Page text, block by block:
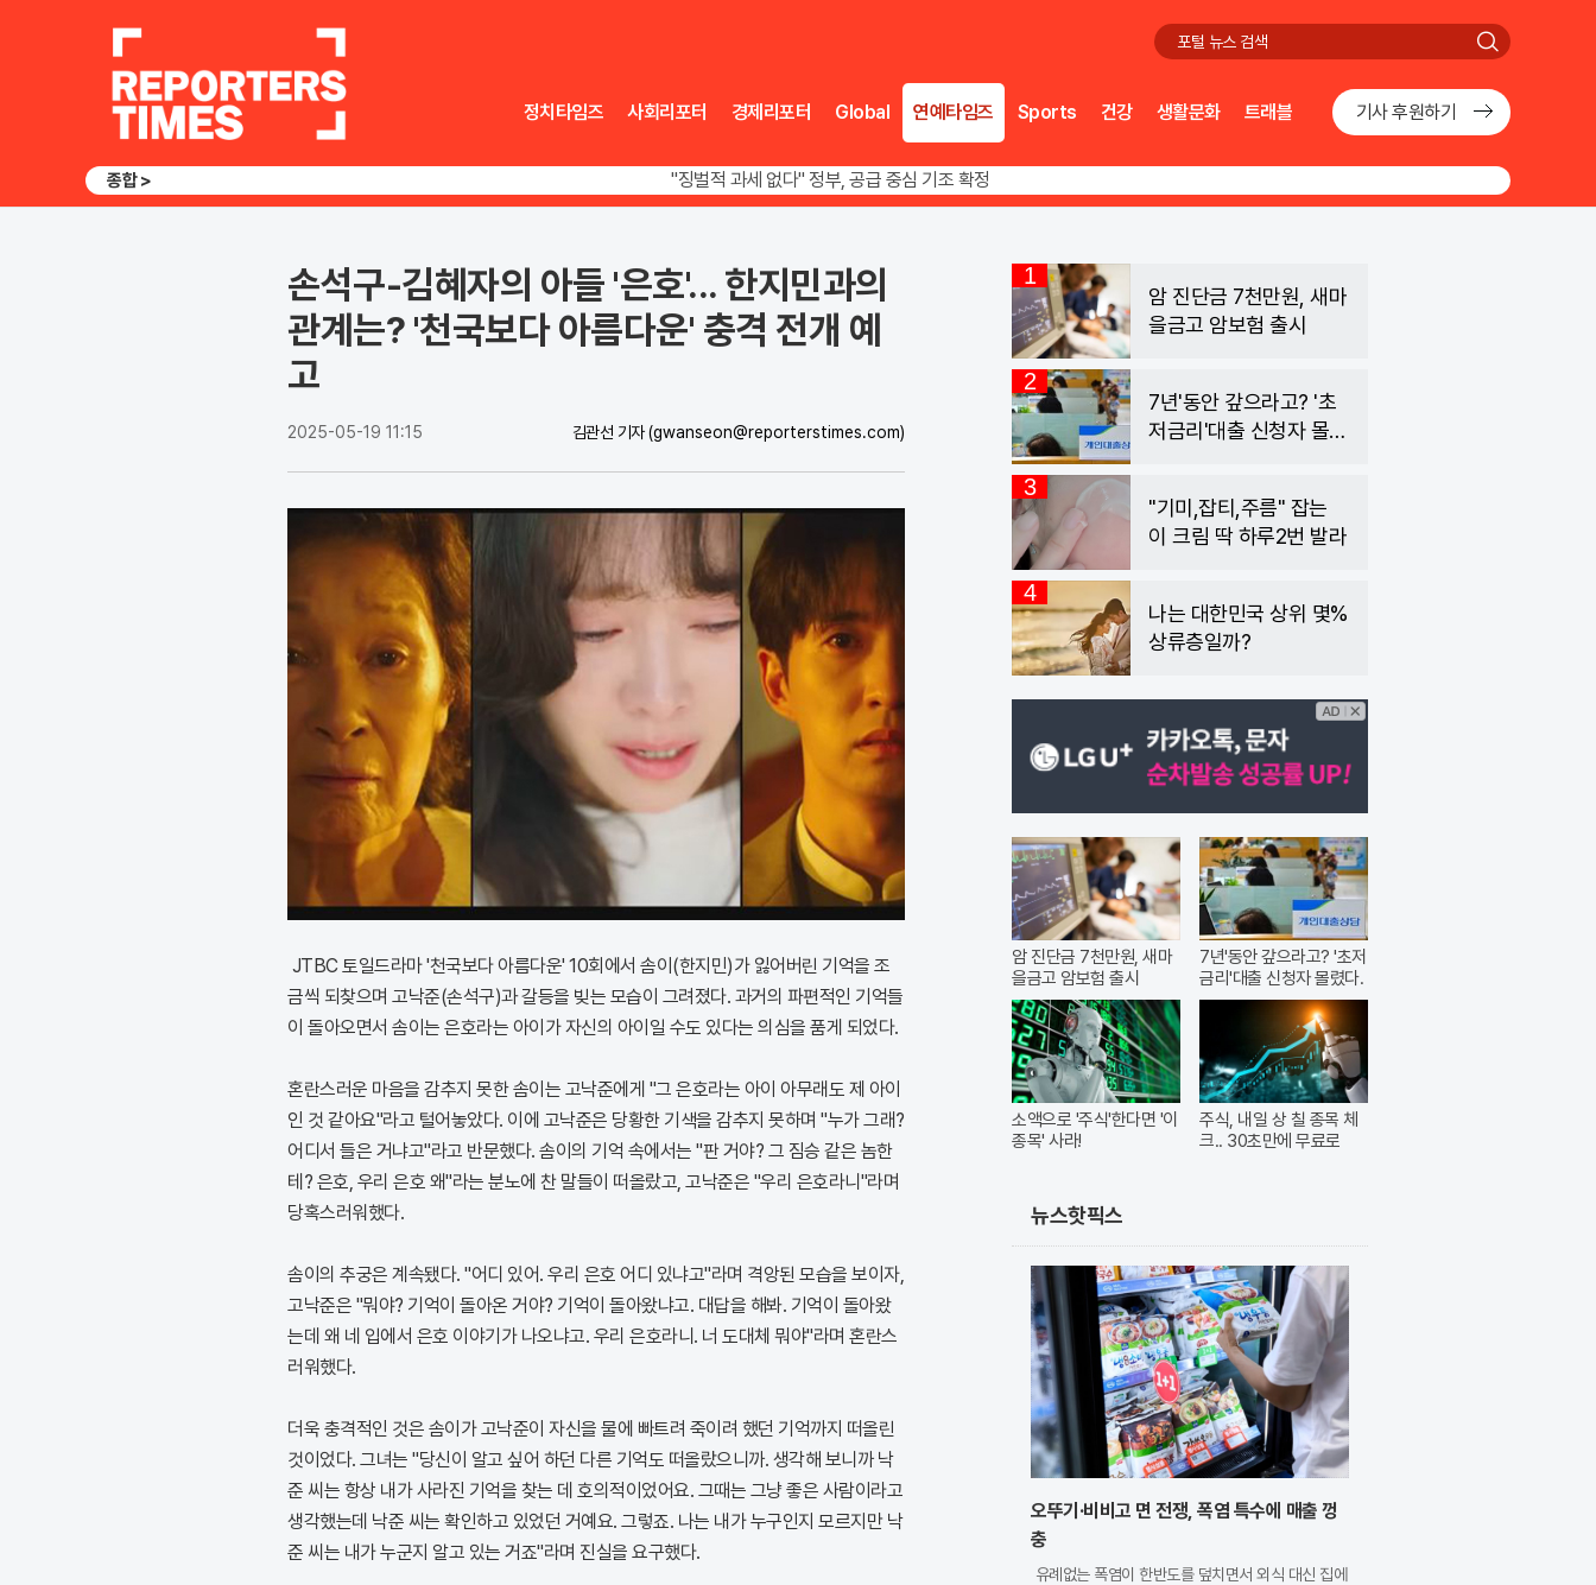
검
정치타임즈
사회리포터 경제리포터 Global 연예타임즈 Sports 건강 생활문화 트래블 기사 후원하기
종합 >
"징벌적 과세 없다" 정부, 공급 중심 기조 확정
폭염·가뭄 이중고, 이 대통령 "취약계층 끝까지 보호"
손석구-김혜자의 아들 '은호'... 한지민과의
관계는? '천국보다 아름다운' 충격 전개 예
고
2025-05-19 11:15 김관선 기자 (gwanseon@reporterstimes.com)
JTBC 토일드라마 '천국보다 아름다운' 10회에서 솜이(한지민)가 잃어버린 기억을 조
금씩 되찾으며 고낙준(손석구)과 갈등을 빚는 모습이 그려졌다. 과거의 파편적인 기억들
이 돌아오면서 솜이는 은호라는 아이가 자신의 아이일 수도 있다는 의심을 품게 되었다.
혼란스러운 마음을 감추지 못한 솜이는 고낙준에게 "그 은호라는 아이 아무래도 제 아이
인 것 같아요"라고 털어놓았다. 이에 고낙준은 당황한 기색을 감추지 못하며 "누가 그래?
어디서 들은 거냐고"라고 반문했다. 솜이의 기억 속에서는 "판 거야? 그 짐승 같은 놈한
테? 은호, 우리 은호 왜"라는 분노에 찬 말들이 떠올랐고, 고낙준은 "우리 은호라니"라며
당혹스러워했다.
솜이의 추궁은 계속됐다. "어디 있어. 우리 은호 어디 있냐고"라며 격앙된 모습을 보이자,
고낙준은 "뭐야? 기억이 돌아온 거야? 기억이 돌아왔냐고. 대답을 해봐. 기억이 돌아왔
는데 왜 네 입에서 은호 이야기가 나오냐고. 우리 은호라니. 너 도대체 뭐야"라며 혼란스
러워했다.
더욱 충격적인 것은 솜이가 고낙준이 자신을 물에 빠트려 죽이려 했던 기억까지 떠올린
것이었다. 그녀는 "당신이 알고 싶어 하던 다른 기억도 떠올랐으니까. 생각해 보니까 낙
준 씨는 항상 내가 사라진 기억을 찾는 데 호의적이었어요. 그때는 그냥 좋은 사람이라고
생각했는데 낙준 씨는 확인하고 있었던 거예요. 그렇죠. 나는 내가 누구인지 모르지만 낙
준 씨는 내가 누군지 알고 있는 거죠"라며 진실을 요구했다.
1
암 진단금 7천만원, 새마
을금고 암보험 출시
2
7년'동안 갚으라고? '초
저금리'대출 신청자 몰렸
3
"기미,잡티,주름" 잡는
이 크림 딱 하루2번 발라
4
나는 대한민국 상위 몇%
상류층일까?
암 진단금 7천만원, 새마
을금고 암보험 출시
7년'동안 갚으라고? '초저
금리'대출 신청자 몰렸다.
소액으로 '주식'한다면 '이
종목' 사라!
주식, 내일 상 칠 종목 체
크.. 30초만에 무료로
뉴스핫픽스
오뚜기·비비고 면 전쟁, 폭염 특수에 매출 껑
충
유례없는 폭염이 한반도를 덮치면서 외식 대신 집에